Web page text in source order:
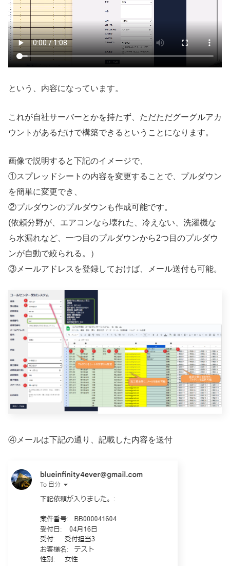
という、内容になっています。
これが自社サーバーとかを持たず、ただただグーグルアカ
ウントがあるだけで構築できるということになります。
画像で説明すると下記のイメージで、
①スプレッドシートの内容を変更することで、プルダウン
を簡単に変更でき、
②プルダウンのプルダウンも作成可能です。
(依頼分野が、エアコンなら壊れた、冷えない、洗濯機な
ら水漏れなど、一つ目のプルダウンから2つ目のプルダウ
ンが自動で絞られる。）
③メールアドレスを登録しておけば、メール送付も可能。
④メールは下記の通り、記載した内容を送付